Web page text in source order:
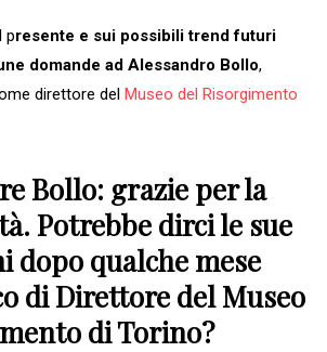
presente e sui possibili trend futuri
domande ad Alessandro Bollo,
direttore del Museo del Risorgimento
Bollo: grazie per la
Potrebbe dirci le sue
dopo qualche mese
di Direttore del Museo
di Torino?